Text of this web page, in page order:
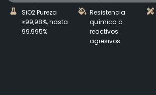
SiO2 Pureza
≥99,98%, hasta
99,995%
Resistencia
química a
reactivos
agresivos